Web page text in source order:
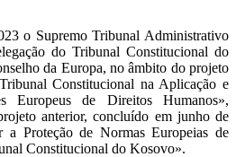
o Supremo Tribunal Administrativo
do Tribunal Constitucional do
da Europa, no âmbito do projeto
Constitucional na Aplicação e
Europeus de Direitos Humanos»,
anterior, concluído em junho de
a Proteção de Normas Europeias de
Constitucional do Kosovo».